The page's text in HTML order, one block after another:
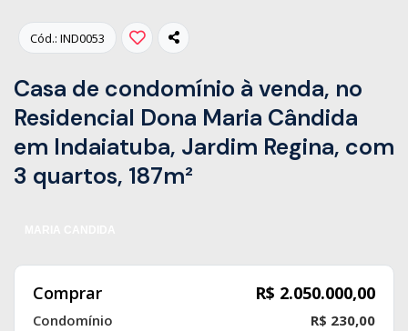
Cód.: IND0053
Casa de condomínio à venda, no
Residencial Dona Maria Cândida
em Indaiatuba, Jardim Regina, com
3 quartos, 187m²
Comprar R$ 2.050.000,00
Condomínio
R$ 230,00